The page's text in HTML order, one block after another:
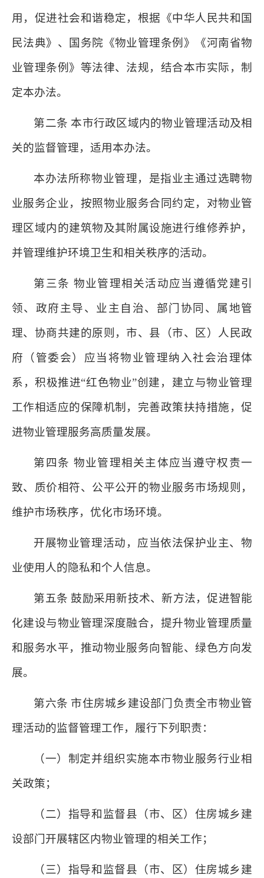
用，促进社会和谐稳定，根据《中华人民共和国
民法典》、国务院《物业管理条例》《河南省物
业管理条例》等法律、法规，结合本市实际，制
定本办法。
第二条 本市行政区域内的物业管理活动及相
关的监督管理，适用本办法。
本办法所称物业管理，是指业主通过选聘物
业服务企业，按照物业服务合同约定，对物业管
理区域内的建筑物及其附属设施进行维修养护，
并管理维护环境卫生和相关秩序的活动。
第三条 物业管理相关活动应当遵循党建引
领、政府主导、业主自治、部门协同、属地管
理、协商共建的原则，市、县（市、区）人民政
府（管委会）应当将物业管理纳入社会治理体
系，积极推进“红色物业”创建，建立与物业管理
工作相适应的保障机制，完善政策扶持措施，促
进物业管理服务高质量发展。
第四条 物业管理相关主体应当遵守权责一
致、质价相符、公平公开的物业服务市场规则，
维护市场秩序，优化市场环境。
开展物业管理活动，应当依法保护业主、物
业使用人的隐私和个人信息。
第五条 鼓励采用新技术、新方法，促进智能
化建设与物业管理深度融合，提升物业管理质量
和服务水平，推动物业服务向智能、绿色方向发
展。
第六条 市住房城乡建设部门负责全市物业管
理活动的监督管理工作，履行下列职责：
（一）制定并组织实施本市物业服务行业相
关政策；
（二）指导和监督县（市、区）住房城乡建
设部门开展辖区内物业管理的相关工作；
（三）指导和监督县（市、区）住房城乡建